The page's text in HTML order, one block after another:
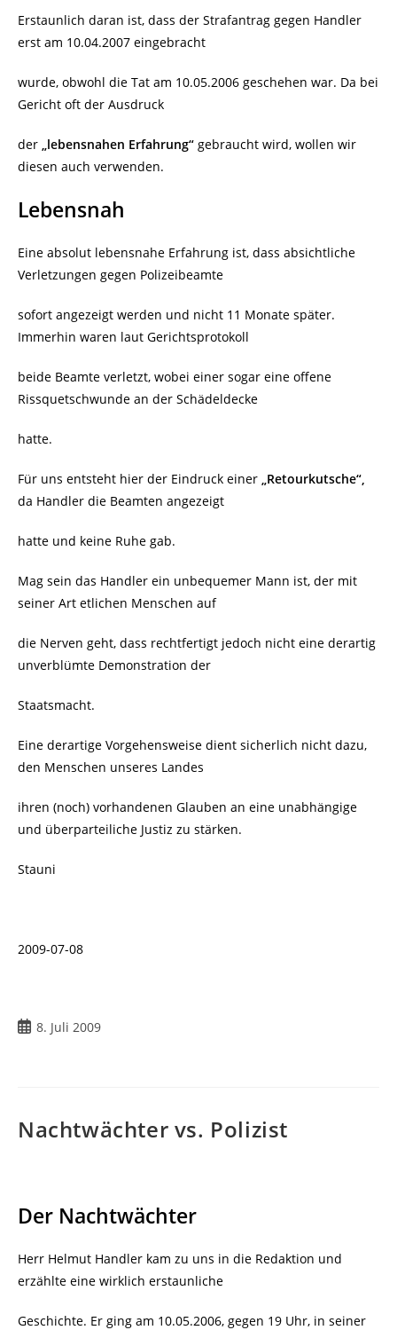
Erstaunlich daran ist, dass der Strafantrag gegen Handler
erst am 10.04.2007 eingebracht
wurde, obwohl die Tat am 10.05.2006 geschehen war. Da bei
Gericht oft der Ausdruck
der „lebensnahen Erfahrung“ gebraucht wird, wollen wir
diesen auch verwenden.
Lebensnah
Eine absolut lebensnahe Erfahrung ist, dass absichtliche
Verletzungen gegen Polizeibeamte
sofort angezeigt werden und nicht 11 Monate später.
Immerhin waren laut Gerichtsprotokoll
beide Beamte verletzt, wobei einer sogar eine offene
Rissquetschwunde an der Schädeldecke
hatte.
Für uns entsteht hier der Eindruck einer „Retourkutsche“,
da Handler die Beamten angezeigt
hatte und keine Ruhe gab.
Mag sein das Handler ein unbequemer Mann ist, der mit
seiner Art etlichen Menschen auf
die Nerven geht, dass rechtfertigt jedoch nicht eine derartig
unverblümte Demonstration der
Staatsmacht.
Eine derartige Vorgehensweise dient sicherlich nicht dazu,
den Menschen unseres Landes
ihren (noch) vorhandenen Glauben an eine unabhängige
und überparteiliche Justiz zu stärken.
Stauni
2009-07-08
Beitrag
8. Juli 2009
Nachtwächter vs. Polizist
Der Nachtwächter
Herr Helmut Handler kam zu uns in die Redaktion und
erzählte eine wirklich erstaunliche
Geschichte. Er ging am 10.05.2006, gegen 19 Uhr, in seiner